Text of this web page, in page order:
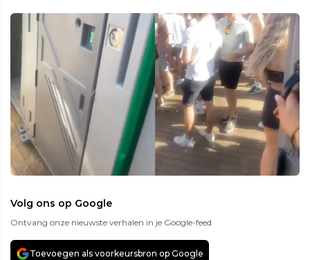
Volg ons op Google
Ontvang onze nieuwste verhalen in je Google-feed
Toevoegen als voorkeursbron op Google